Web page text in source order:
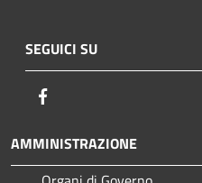
SEGUICI SU
AMMINISTRAZIONE